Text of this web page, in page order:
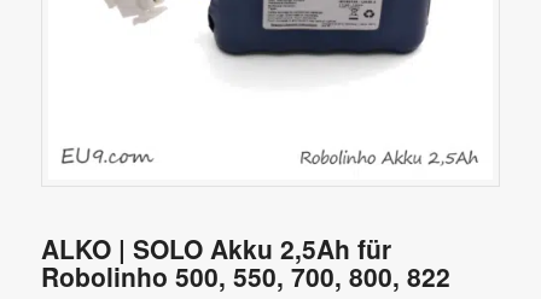
ALKO | SOLO Akku 2,5Ah für
Robolinho 500, 550, 700, 800, 822